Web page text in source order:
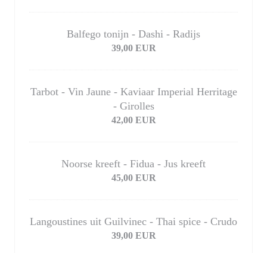
Balfego tonijn - Dashi - Radijs
39,00 EUR
Tarbot - Vin Jaune - Kaviaar Imperial Herritage
- Girolles
42,00 EUR
Noorse kreeft - Fidua - Jus kreeft
45,00 EUR
Langoustines uit Guilvinec - Thai spice - Crudo
39,00 EUR